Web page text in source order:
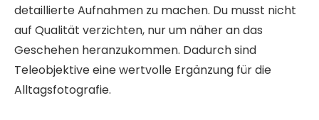
detaillierte Aufnahmen zu machen. Du musst nicht
auf Qualität verzichten, nur um näher an das
Geschehen heranzukommen. Dadurch sind
Teleobjektive eine wertvolle Ergänzung für die
Alltagsfotografie.